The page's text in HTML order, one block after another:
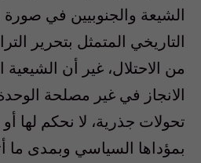
الشيعة والجنوبيين في صورة
التاريخي المتمثل بتحرير
من الاحتلال، غير أن
الانجاز في غير مصلحة الوحدة
تحولات جذرية، لا نحكم لها أو
بمؤداها السياسي وبمدى ما